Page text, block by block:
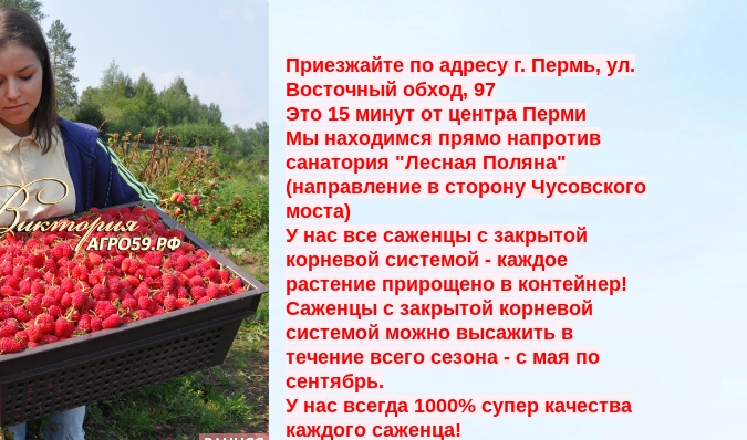
Приезжайте по адресу г. Пермь, ул.
Восточный обход, 97
Это 15 минут от центра Перми
Мы находимся прямо напротив
санатория "Лесная Поляна"
(направление в сторону Чусовского
моста)
У нас все саженцы с закрытой
корневой системой - каждое
растение прирощено в контейнер!
Саженцы с закрытой корневой
системой можно высажить в
течение всего сезона - с мая по
сентябрь.
У нас всегда 1000% супер качества
каждого саженца!